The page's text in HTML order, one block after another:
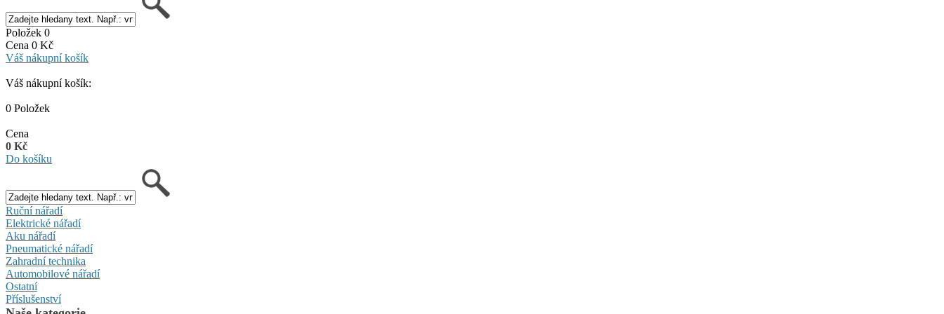
Položek 0
Cena 0 Kč
Váš nákupní košík
Váš nákupní košík:
0 Položek
Cena
0 Kč
Do košíku
Ruční nářadí
Elektrické nářadí
Aku nářadí
Pneumatické nářadí
Zahradní technika
Automobilové nářadí
Ostatní
Příslušenství